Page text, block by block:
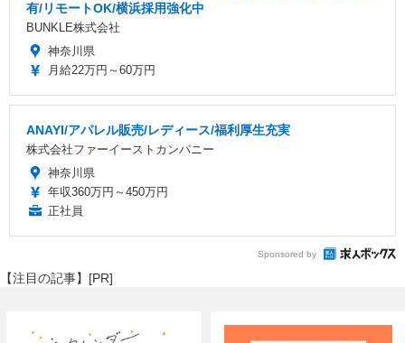
有/リモートOK/横浜採用強化中
BUNKLE株式会社
神奈川県
月給22万円～60万円
ANAYI/アパレル販売/レディース/福利厚生充実
株式会社ファーイーストカンパニー
神奈川県
年収360万円～450万円
正社員
Sponsored by
【注目の記事】[PR]